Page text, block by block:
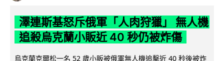
澤連斯基怒斥俄軍「人肉狩獵」 無人機
追殺烏克蘭小販近 40 秒仍被炸傷
烏克蘭克爾松一名 52 歲小販被俄軍無人機追擊近 40 秒後被炸